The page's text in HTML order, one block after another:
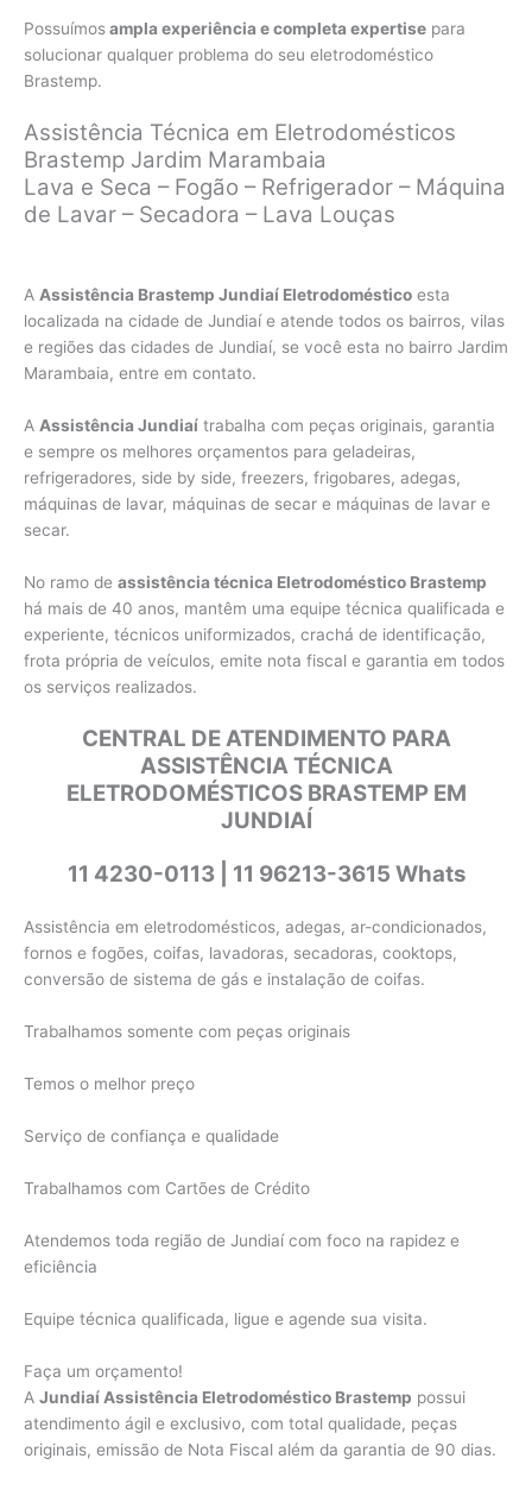
Possuímosampla experiência e completa expertise para
solucionar qualquer problema do seu eletrodoméstico
Brastemp.
Assistência Técnica em Eletrodomésticos
Brastemp Jardim Marambaia
Lava e Seca – Fogão – Refrigerador – Máquina
de Lavar – Secadora – Lava Louças
A Assistência Brastemp Jundiaí Eletrodoméstico esta
localizada na cidade de Jundiaí e atende todos os bairros, vilas
e regiões das cidades de Jundiaí, se você esta no bairro Jardim
Marambaia, entre em contato.
A Assistência Jundiaí trabalha com peças originais, garantia
e sempre os melhores orçamentos para geladeiras,
refrigeradores, side by side, freezers, frigobares, adegas,
máquinas de lavar, máquinas de secar e máquinas de lavar e
secar.
No ramo de assistência técnica Eletrodoméstico Brastemp
há mais de 40 anos, mantêm uma equipe técnica qualificada e
experiente, técnicos uniformizados, crachá de identificação,
frota própria de veículos, emite nota fiscal e garantia em todos
os serviços realizados.
CENTRAL DE ATENDIMENTO PARA
ASSISTÊNCIA TÉCNICA
ELETRODOMÉSTICOS BRASTEMP EM
JUNDIAÍ
11 4230-0113 | 11 96213-3615 Whats
Assistência em eletrodomésticos, adegas, ar-condicionados,
fornos e fogões, coifas, lavadoras, secadoras, cooktops,
conversão de sistema de gás e instalação de coifas.
Trabalhamos somente com peças originais
Temos o melhor preço
Serviço de confiança e qualidade
Trabalhamos com Cartões de Crédito
Atendemos toda região de Jundiaí com foco na rapidez e
eficiência
Equipe técnica qualificada, ligue e agende sua visita.
Faça um orçamento!
A Jundiaí Assistência Eletrodoméstico Brastemp possui
atendimento ágil e exclusivo, com total qualidade, peças
originais, emissão de Nota Fiscal além da garantia de 90 dias.